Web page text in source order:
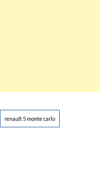
renault 5 monte carlo